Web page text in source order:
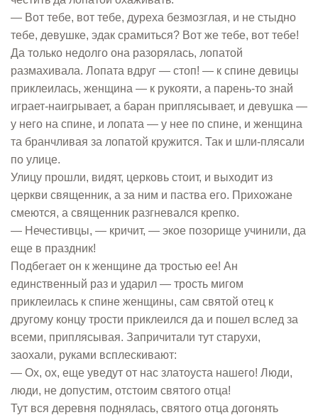
— Вот тебе, вот тебе, дуреха безмозглая, и не стыдно
тебе, девушке, эдак срамиться? Вот же тебе, вот тебе!
Да только недолго она разорялась, лопатой
размахивала. Лопата вдруг — стоп! — к спине девицы
приклеилась, женщина — к рукояти, а парень-то знай
играет-наигрывает, а баран приплясывает, и девушка —
у него на спине, и лопата — у нее по спине, и женщина
та бранчливая за лопатой кружится. Так и шли-плясали
по улице.
Улицу прошли, видят, церковь стоит, и выходит из
церкви священник, а за ним и паства его. Прихожане
смеются, а священник разгневался крепко.
— Нечестивцы, — кричит, — экое позорище учинили, да
еще в праздник!
Подбегает он к женщине да тростью ее! Ан
единственный раз и ударил — трость мигом
приклеилась к спине женщины, сам святой отец к
другому концу трости приклеился да и пошел вслед за
всеми, приплясывая. Запричитали тут старухи,
заохали, руками всплескивают:
— Ох, ох, еще уведут от нас златоуста нашего! Люди,
люди, не допустим, отстоим святого отца!
Тут вся деревня поднялась, святого отца догонять